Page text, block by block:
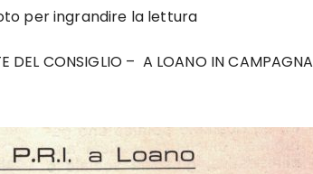
per ingrandire la lettura
DEL CONSIGLIO – A LOANO IN CAMPAGNA